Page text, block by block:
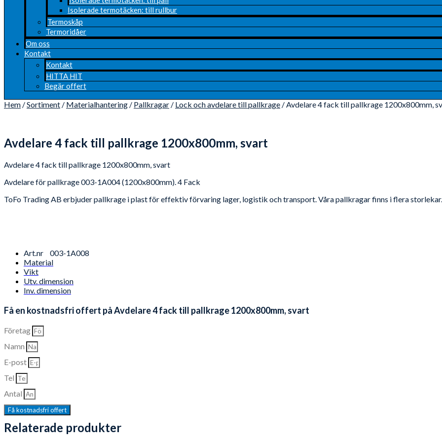
Isolerade termotäcken: till rullbur
Termoskåp
Termoridåer
Om oss
Kontakt
Kontakt
HITTA HIT
Begär offert
Hem /Sortiment / Materialhantering / Pallkragar / Lock och avdelare till pallkrage / Avdelare 4 fack till pallkrage 1200x800mm,
Avdelare 4 fack till pallkrage 1200x800mm, svart
Avdelare 4 fack till pallkrage 1200x800mm, svart
Avdelare för pallkrage 003-1A004 (1200x800mm). 4 Fack
ToFo Trading AB erbjuder pallkrage i plast för effektiv förvaring lager, logistik och transport. Våra pallkragar finns i flera storlekar.
Art.nr
003-1A008
Material
Vikt
Utv. dimension
Inv. dimension
Få en kostnadsfri offert på Avdelare 4 fack till pallkrage 1200x800mm, svart
Företag
Namn
E-post
Tel
Antal
Få kostnadsfri offert
Relaterade produkter